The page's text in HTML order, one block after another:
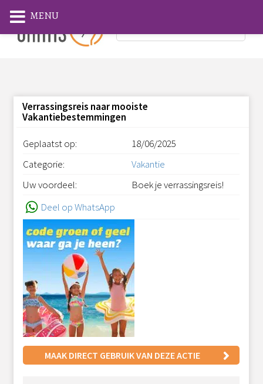
Verrassingsreis naar mooiste
Vakantiebestemmingen
Geplaatst op:
18/06/2025
Categorie:
Vakantie
Uw voordeel:
Boek je verrassingsreis!
Deel op WhatsApp
MAAK DIRECT GEBRUIK VAN DEZE ACTIE
MENU